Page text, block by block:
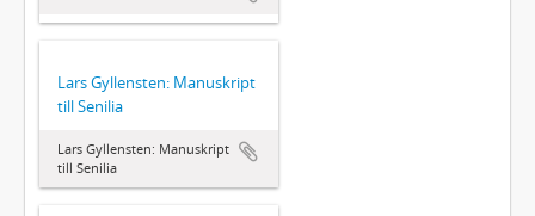
Lars Gyllensten: Manuskript
till Senilia
Lars Gyllensten: Manuskript
till Senilia